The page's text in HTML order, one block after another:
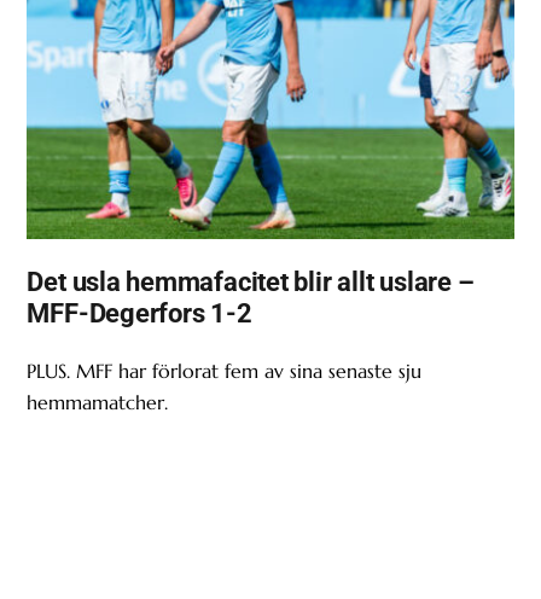
Det usla hemmafacitet blir allt uslare –
MFF-Degerfors 1-2
PLUS. MFF har förlorat fem av sina senaste sju
hemmamatcher.